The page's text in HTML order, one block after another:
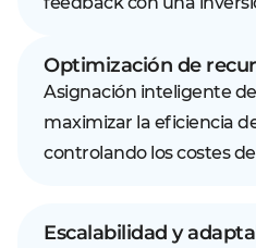
Optimización de
Asignación inteligente
maximizar la eficiencia
controlando los costes
Escalabilidad y